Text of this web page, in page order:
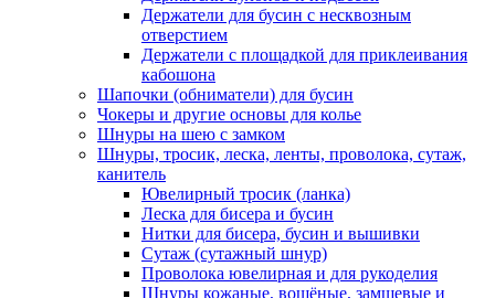
Держатели для бусин с несквозным
отверстием
Держатели с площадкой для приклеивания
кабошона
Шапочки (обниматели) для бусин
Чокеры и другие основы для колье
Шнуры на шею с замком
Шнуры, тросик, леска, ленты, проволока, сутаж,
канитель
Ювелирный тросик (ланка)
Леска для бисера и бусин
Нитки для бисера, бусин и вышивки
Сутаж (сутажный шнур)
Проволока ювелирная и для рукоделия
Шнуры кожаные, вощёные, замшевые и